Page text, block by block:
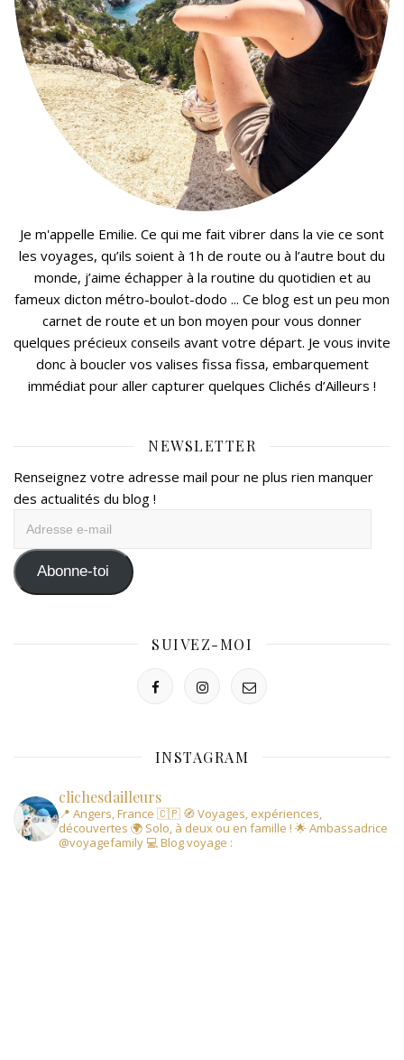
Je m'appelle Emilie. Ce qui me fait vibrer dans la vie ce sont
les voyages, qu’ils soient à 1h de route ou à l’autre bout du
monde, j’aime échapper à la routine du quotidien et au
fameux dicton métro-boulot-dodo ... Ce blog est un peu mon
carnet de route et un bon moyen pour vous donner
quelques précieux conseils avant votre départ. Je vous invite
donc à boucler vos valises fissa fissa, embarquement
immédiat pour aller capturer quelques Clichés d’Ailleurs !
NEWSLETTER
Renseignez votre adresse mail pour ne plus rien manquer
des actualités du blog !
mail Abonne-toi
SUIVEZ-MOI
INSTAGRAM
clichesdailleurs
📍 Angers, France 🇨🇵 🧭 Voyages, expériences,
découvertes 🌍 Solo, à deux ou en famille ! 🌟 Ambassadrice
@voyagefamily 💻 Blog voyage :